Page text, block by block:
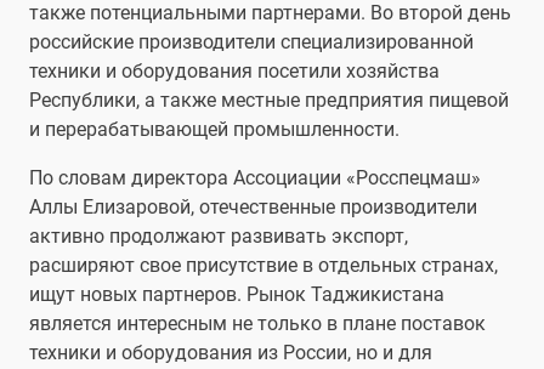
также потенциальными партнерами. Во второй день
российские производители специализированной
техники и оборудования посетили хозяйства
Республики, а также местные предприятия пищевой
и перерабатывающей промышленности.
По словам директора Ассоциации «Росспецмаш»
Аллы Елизаровой, отечественные производители
активно продолжают развивать экспорт,
расширяют свое присутствие в отдельных странах,
ищут новых партнеров. Рынок Таджикистана
является интересным не только в плане поставок
техники и оборудования из России, но и для